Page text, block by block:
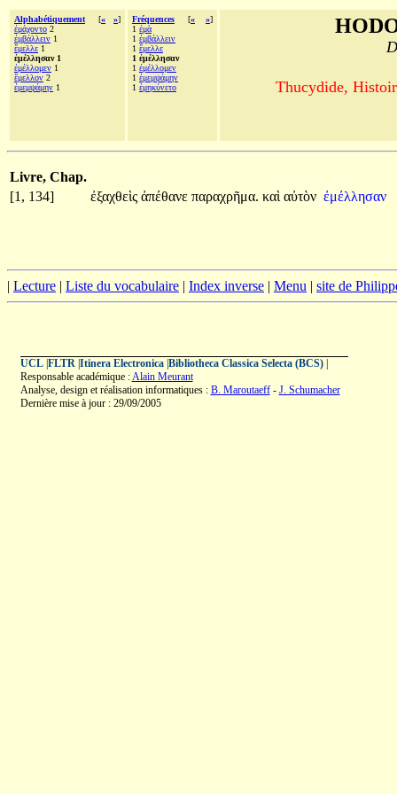
Alphabétiquement [« »]
ἐμάχοντο 2
ἐμβάλλειν 1
ἔμελλε 1
ἐμέλλησαν 1
ἐμέλλομεν 1
ἔμελλον 2
ἐμεμψάμην 1
Fréquences [« »]
1 ἐμὰ
1 ἐμβάλλειν
1 ἔμελλε
1 ἐμέλλησαν
1 ἐμέλλομεν
1 ἐμεμψάμην
1 ἐμηκύνετο Thucydide,
Livre, Chap.
[1, 134]
ἐξαχθεὶς ἀπέθανε παραχρῆμα. καὶ αὐτὸν ἐμέλλησαν
| Lecture | Liste du vocabulaire | Index inverse | Menu | site de
UCL| FLTR| Itinera Electronica| Bibliotheca Classica Selecta (BCS)|
Responsable académique :Alain Meurant
Analyse, design et réalisation informatiques : B. Maroutaeff- J. Schumacher
Dernière mise à jour : 29/09/2005